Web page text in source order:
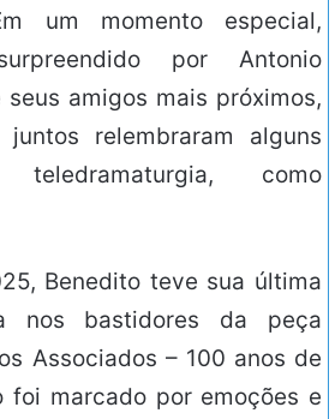
um momento especial,
por Antonio
seus amigos mais próximos,
relembraram alguns
como
Benedito teve sua última
nos bastidores da peça
Associados – 100 anos de
foi marcado por emoções e